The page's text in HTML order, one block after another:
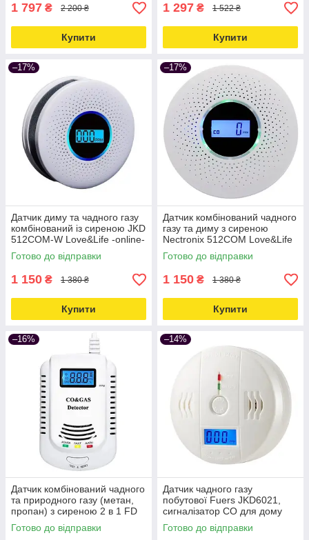
1 797 ₴ 2 200 ₴
Купити
1 297 ₴ 1 522 ₴
Купити
–17%
Датчик диму та чадного газу
комбінований із сиреною JKD
512COM-W Love&Life -online-
multimarket-
Готово до відправки
1 150 ₴ 1 380 ₴
Купити
–17%
Датчик комбінований чадного
газу та диму з сиреною
Nectronix 512COM Love&Life
-online-multimarket-
Готово до відправки
1 150 ₴ 1 380 ₴
Купити
–16%
Датчик комбінований чадного
та природного газу (метан,
пропан) з сиреною 2 в 1 FD
808COM Love&Life -online-
multimarket-
Готово до відправки
–14%
Датчик чадного газу
побутової Fuers JKD6021,
сигналізатор CO для дому
Love&Life -online-multimarket-
Готово до відправки